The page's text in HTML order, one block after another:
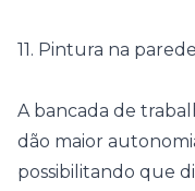
11. Pintura na parede
A bancada de
dão maior
possibilitando que